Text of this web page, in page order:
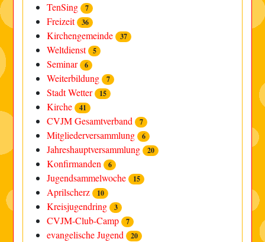
TenSing 7
Freizeit 36
Kirchengemeinde 37
Weltdienst 5
Seminar 6
Weiterbildung 7
Stadt Wetter 15
Kirche 41
CVJM Gesamtverband 7
Mitgliederversammlung 6
Jahreshauptversammlung 20
Konfirmanden 6
Jugendsammelwoche 15
Aprilscherz 10
Kreisjugendring 3
CVJM-Club-Camp 7
evangelische Jugend 20